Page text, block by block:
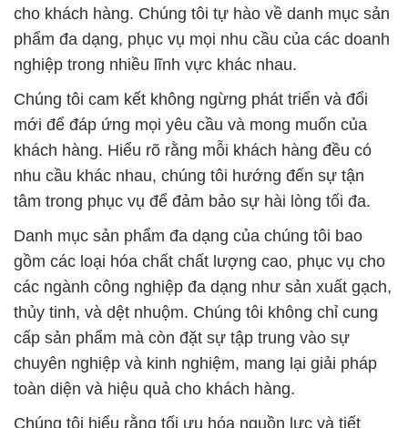
nghiệp. Do đó, chúng tôi luôn nỗ lực để đảm bảo sự
hiệu suất và an toàn của sản phẩm hóa chất mà
chúng tôi cung cấp.
Công ty hóa chất Đắc Trường Phát không chỉ là một
đối tác tin cậy mà còn là nguồn cung cấp chất
lượng, giúp bạn sản xuất keo với tính chất ưu việt
và độ bền cao. Với vị thế là một trong những công
ty hàng đầu tại Thành phố Hồ Chí Minh, chúng tôi
luôn không ngừng phấn đấu để nâng cao dịch vụ và
sản phẩm của mình.
Hãy liên hệ với chúng tôi để biết thêm chi tiết về sản
phẩm và dịch vụ của Đắc Trường Phát. Chúng tôi
sẵn lòng đồng hành cùng bạn trong mọi quy trình
sản xuất và kinh doanh. Công ty hóa chất Đắc
Trường Phát – Chất Lượng Tạo Nên Uy Tín.